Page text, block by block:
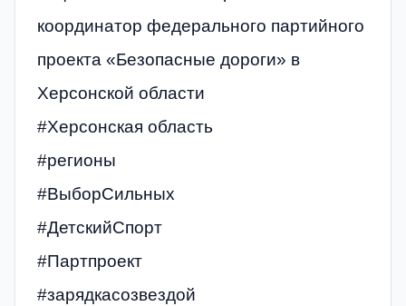
координатор федерального партийного
проекта «Безопасные дороги» в
Херсонской области
#Херсонская область
#регионы
#ВыборСильных
#ДетскийСпорт
#Партпроект
#зарядкасозвездой